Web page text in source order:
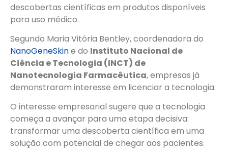
descobertas científicas em produtos disponíveis
para uso médico.
Segundo Maria Vitória Bentley, coordenadora do
NanoGeneSkine do Instituto Nacional de
Ciência e Tecnologia (INCT) de
Nanotecnologia Farmacêutica, empresas já
demonstraram interesse em licenciar a tecnologia.
O interesse empresarial sugere que a tecnologia
começa a avançar para uma etapa decisiva:
transformar uma descoberta científica em uma
solução com potencial de chegar aos pacientes.